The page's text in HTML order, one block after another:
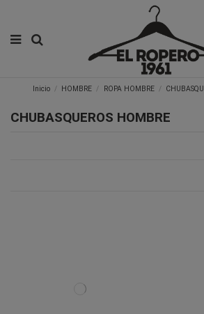
Inicio HOMBRE ROPA HOMBRE
CHUBASQUEROS HOMBRE